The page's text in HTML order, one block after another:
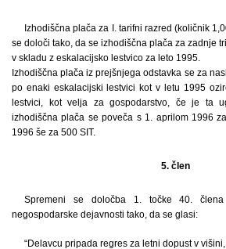
Izhodiščna plača za I. tarifni razred (količnik
se določi tako, da se izhodiščna plača za zadnje
v skladu z eskalacijsko lestvico za leto 1995.
Izhodiščna plača iz prejšnjega odstavka se za
po enaki eskalacijski lestvici kot v letu 1995
lestvici, kot velja za gospodarstvo, če je ta
izhodiščna plača se poveča s 1. aprilom 1996
1996 še za 500 SIT.
5. člen
Spremeni se določba 1. točke 40.
negospodarske dejavnosti tako, da se glasi:
“Delavcu pripada regres za letni dopust v